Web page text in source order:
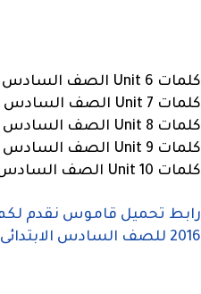
كلمات Unit 6 الصف السادس الابتدائى لغة انجليزية الترم الثانى
كلمات Unit 7 الصف السادس الابتدائى لغة انجليزية الترم الثانى
كلمات Unit 8 الصف السادس الابتدائى لغة انجليزية الترم الثانى
كلمات Unit 9 الصف السادس الابتدائى لغة انجليزية الترم الثانى
كلمات Unit 10 الصف السادس الابتدائى لغة انجليزية الترم الثانى
رابط تحميل قاموس نقدم
2016 للصف السادس الابتدائى